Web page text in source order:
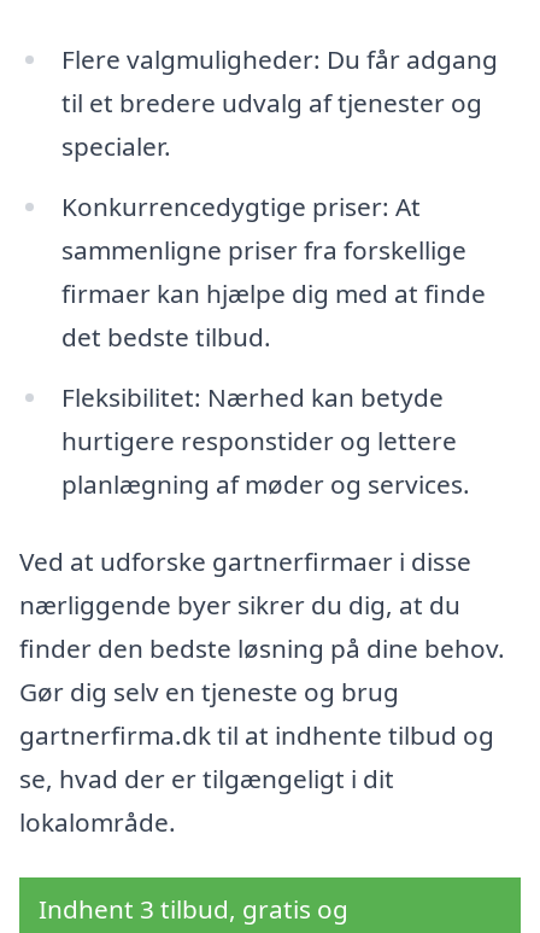
Flere valgmuligheder: Du får adgang
til et bredere udvalg af tjenester og
specialer.
Konkurrencedygtige priser: At
sammenligne priser fra forskellige
firmaer kan hjælpe dig med at finde
det bedste tilbud.
Fleksibilitet: Nærhed kan betyde
hurtigere responstider og lettere
planlægning af møder og services.
Ved at udforske gartnerfirmaer i disse
nærliggende byer sikrer du dig, at du
finder den bedste løsning på dine behov.
Gør dig selv en tjeneste og brug
gartnerfirma.dk til at indhente tilbud og
se, hvad der er tilgængeligt i dit
lokalområde.
Indhent 3 tilbud, gratis og